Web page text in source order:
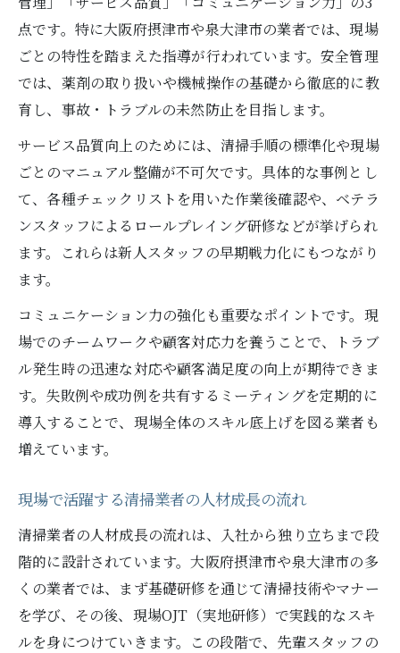
点です。特に大阪府摂津市や泉大津市の業者では、現場
ごとの特性を踏まえた指導が行われています。安全管理
では、薬剤の取り扱いや機械操作の基礎から徹底的に教
育し、事故・トラブルの未然防止を目指します。
サービス品質向上のためには、清掃手順の標準化や現場
ごとのマニュアル整備が不可欠です。具体的な事例とし
て、各種チェックリストを用いた作業後確認や、ベテラ
ンスタッフによるロールプレイング研修などが挙げられ
ます。これらは新人スタッフの早期戦力化にもつながり
ます。
コミュニケーション力の強化も重要なポイントです。現
場でのチームワークや顧客対応力を養うことで、トラブ
ル発生時の迅速な対応や顧客満足度の向上が期待できま
す。失敗例や成功例を共有するミーティングを定期的に
導入することで、現場全体のスキル底上げを図る業者も
増えています。
現場で活躍する清掃業者の人材成長の流れ
清掃業者の人材成長の流れは、入社から独り立ちまで段
階的に設計されています。大阪府摂津市や泉大津市の多
くの業者では、まず基礎研修を通じて清掃技術やマナー
を学び、その後、現場OJT（実地研修）で実践的なスキ
ルを身につけていきます。この段階で、先輩スタッフの